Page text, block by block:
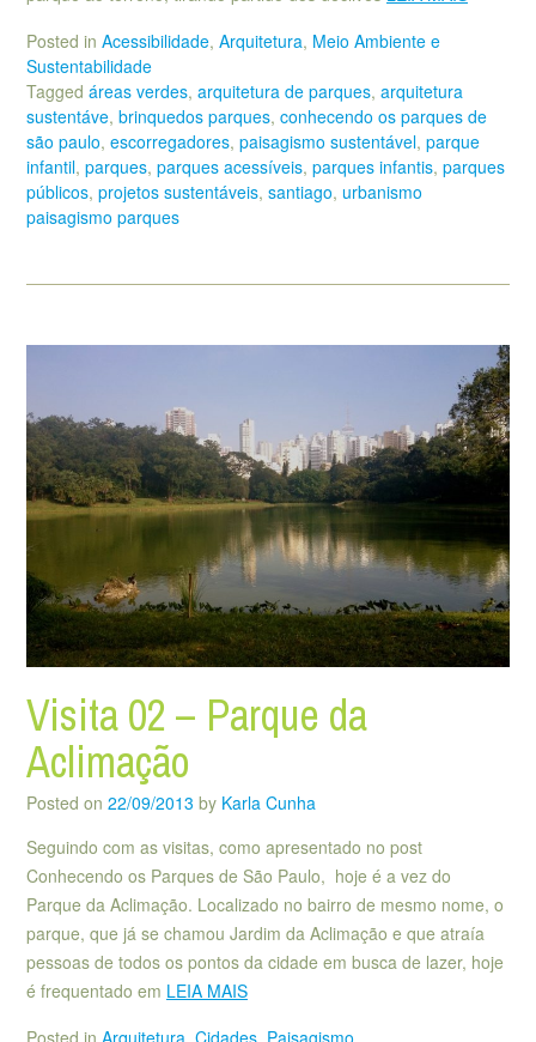
Posted in Acessibilidade, Arquitetura, Meio Ambiente e
Sustentabilidade
Tagged áreas verdes, arquitetura de parques, arquitetura
sustentáve, brinquedos parques, conhecendo os parques de
são paulo, escorregadores, paisagismo sustentável, parque
infantil, parques, parques acessíveis, parques infantis, parques
públicos, projetos sustentáveis, santiago, urbanismo
paisagismo parques
Visita 02 – Parque da
Aclimação
Posted on 22/09/2013 by Karla Cunha
Seguindo com as visitas, como apresentado no post
Conhecendo os Parques de São Paulo, hoje é a vez do
Parque da Aclimação. Localizado no bairro de mesmo nome, o
parque, que já se chamou Jardim da Aclimação e que atraía
pessoas de todos os pontos da cidade em busca de lazer, hoje
é frequentado em LEIA MAIS